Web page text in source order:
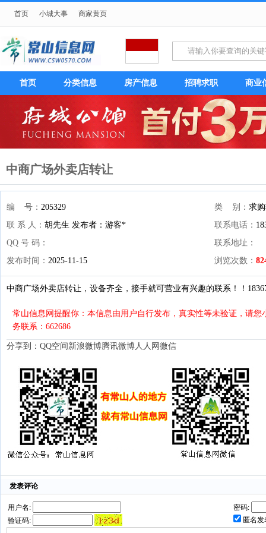
首页 小城大事 商家黄页
首页 分类信息 房产信息 招聘求职 商业
中商广场外卖店转让
编 号： 205329 类 别： 求
联 系 人： 胡先生 发布者：游客* 联系电话：
QQ 号 码：
联系地址：
发布时间： 2025-11-15 浏览次数：
中商广场外卖店转让，设备齐全，接手就可营业有兴趣的联系！！
常山信息网提醒你：本信息由用户自行发布，真实性等未验证，请
务联系：662686
分享到： QQ空间 新浪微博腾讯微博人人网 微信
发表评论
用户名:
密码:
验证码:
匿名发